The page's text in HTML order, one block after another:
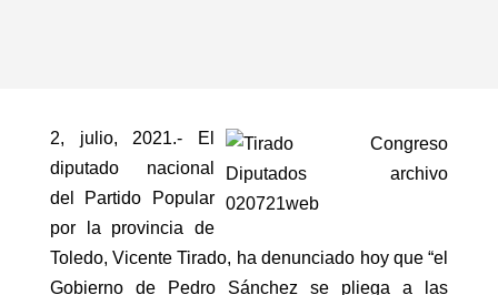
2, julio, 2021.- El
diputado nacional
del Partido Popular
por la provincia de
Toledo, Vicente Tirado, ha denunciado hoy que “el
Gobierno de Pedro Sánchez se pliega a las